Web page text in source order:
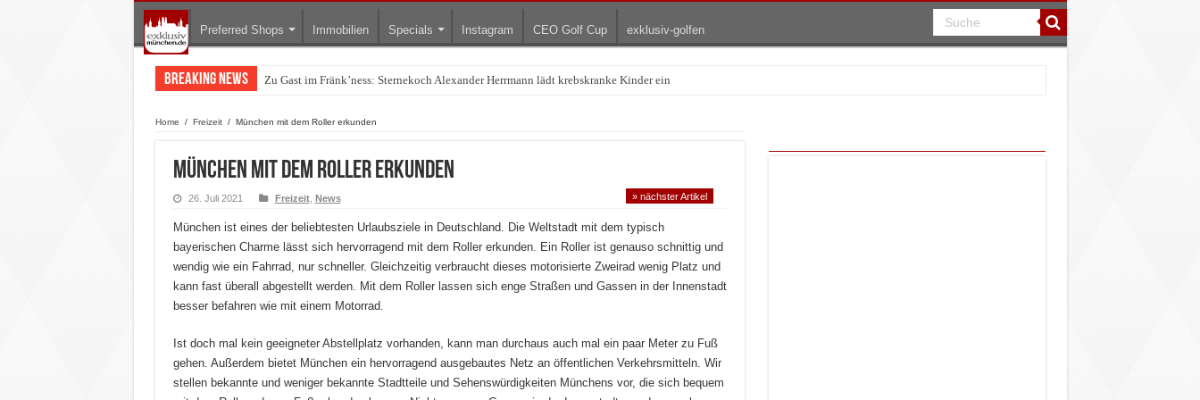
Preferred Shops Immobilien Specials Instagram CEO Golf Cup exklusiv-golfen
Breaking News Warum München gerade zum Treffpunkt der Lingerie-Branche wurde
Home / Freizeit / München mit dem Roller erkunden
München mit dem Roller erkunden
26. Juli 2021 Freizeit, News » nächster Artikel
München ist eines der beliebtesten Urlaubsziele in Deutschland. Die Weltstadt mit dem typisch
bayerischen Charme lässt sich hervorragend mit dem Roller erkunden. Ein Roller ist genauso schnittig und
wendig wie ein Fahrrad, nur schneller. Gleichzeitig verbraucht dieses motorisierte Zweirad wenig Platz und
kann fast überall abgestellt werden. Mit dem Roller lassen sich enge Straßen und Gassen in der Innenstadt
besser befahren wie mit einem Motorrad.
Ist doch mal kein geeigneter Abstellplatz vorhanden, kann man durchaus auch mal ein paar Meter zu Fuß
gehen. Außerdem bietet München ein hervorragend ausgebautes Netz an öffentlichen Verkehrsmitteln. Wir
stellen bekannte und weniger bekannte Stadtteile und Sehenswürdigkeiten Münchens vor, die sich bequem